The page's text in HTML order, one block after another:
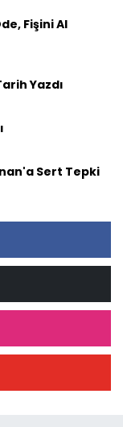
Fişini Al
Yazdı
Sert Tepki